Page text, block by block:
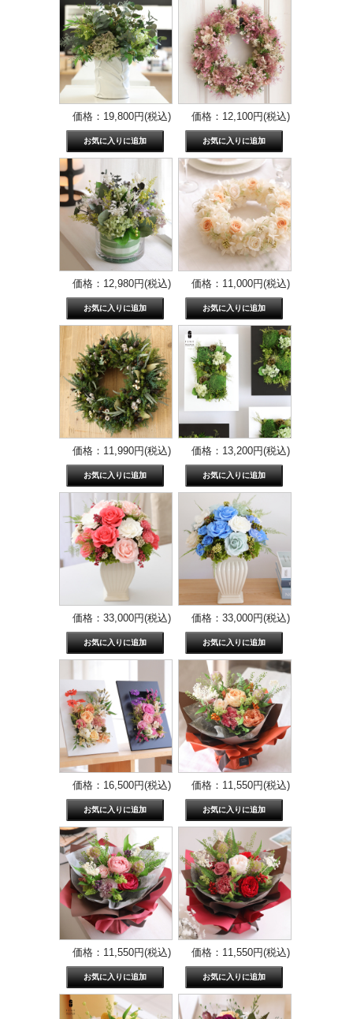
価格：19,800円(税込) 価格：12,100円(税込)
価格：12,980円(税込) 価格：11,000円(税込)
価格：11,990円(税込) 価格：13,200円(税込)
価格：33,000円(税込) 価格：33,000円(税込)
価格：16,500円(税込) 価格：11,550円(税込)
価格：11,550円(税込) 価格：11,550円(税込)